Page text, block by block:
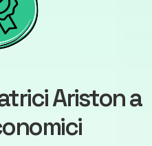
Ariston a